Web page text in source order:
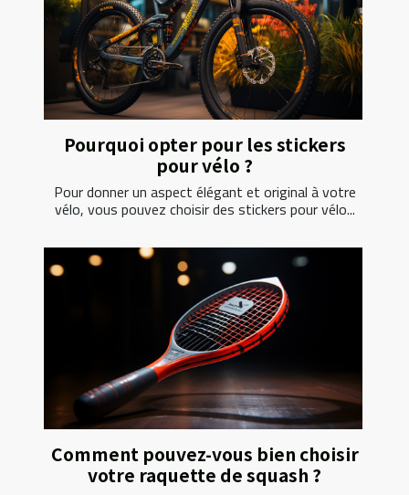
Pourquoi opter pour les stickers
pour vélo ?
Pour donner un aspect élégant et original à votre
vélo, vous pouvez choisir des stickers pour vélo...
Comment pouvez-vous bien choisir
votre raquette de squash ?